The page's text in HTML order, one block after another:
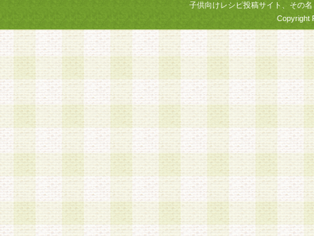
子供向けレシピ投稿サイト、その
Copyright